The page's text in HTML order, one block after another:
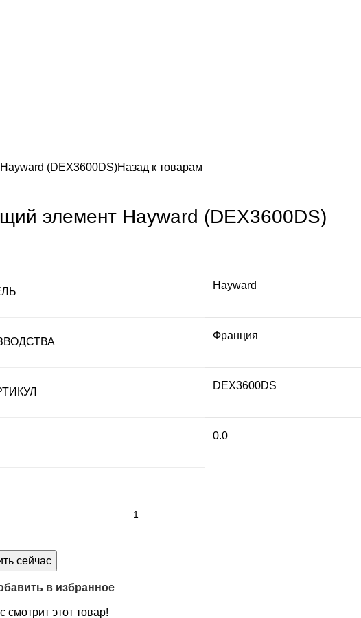
(DEX3600DS)Назад к товарам
элемент Hayward (DEX3600DS)
Hayward
Франция
DEX3600DS
0.0
сейчас
в избранное
смотрит этот товар!